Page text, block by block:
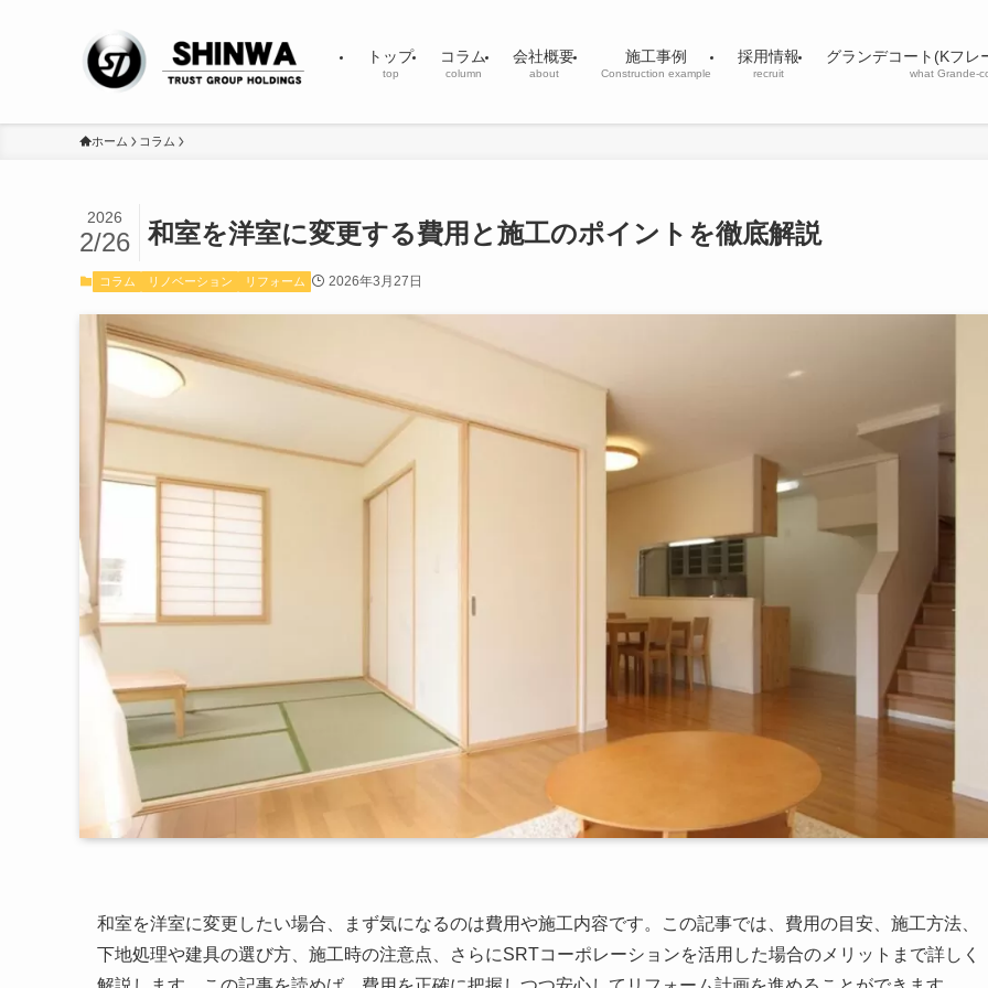
トップ
top
コラム
column
会社概要
about
施工事例
Construction example
採用情報
recruit
グランデコート(Kフレ
what Grande-
ホーム コラム
和室を洋室に変更する費用と施工のポイントを徹底解説
2026
2/26
コラム リノベーション リフォーム 2026年3月27日
和室を洋室に変更したい場合、まず気になるのは費用や施工内容です。この記事では、費用の目安、施工方法、
下地処理や建具の選び方、施工時の注意点、さらにSRTコーポレーションを活用した場合のメリットまで詳しく